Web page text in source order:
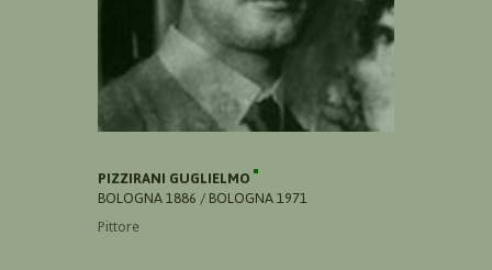
PIZZIRANI GUGLIELMO
BOLOGNA 1886 / BOLOGNA 1971
Pittore